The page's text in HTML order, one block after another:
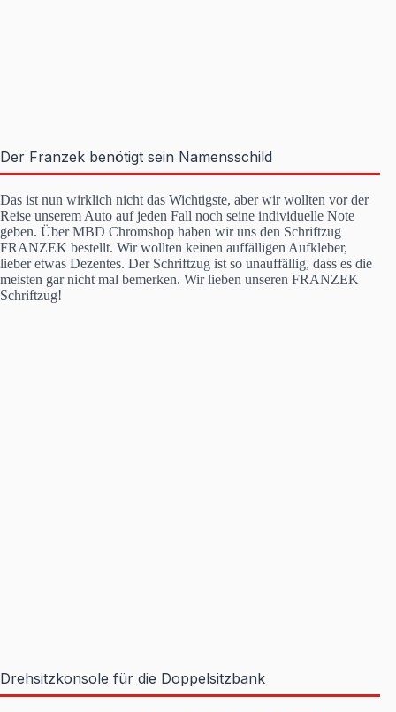
Der Franzek benötigt sein Namensschild
Das ist nun wirklich nicht das Wichtigste, aber wir wollten vor der
Reise unserem Auto auf jeden Fall noch seine individuelle Note
geben. Über MBD Chromshop haben wir uns den Schriftzug
FRANZEK bestellt. Wir wollten keinen auffälligen Aufkleber,
lieber etwas Dezentes. Der Schriftzug ist so unauffällig, dass es die
meisten gar nicht mal bemerken. Wir lieben unseren FRANZEK
Schriftzug!
Drehsitzkonsole für die Doppelsitzbank